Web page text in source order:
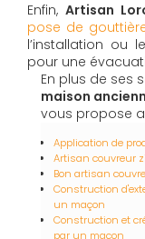
Enfin, Artisan
pose de
l’installation ou
pour une
En plus de ses
maison
vous propose
Application de
Artisan couvreur
Bon artisan
Construction
un maçon
Construction et
par un maçon